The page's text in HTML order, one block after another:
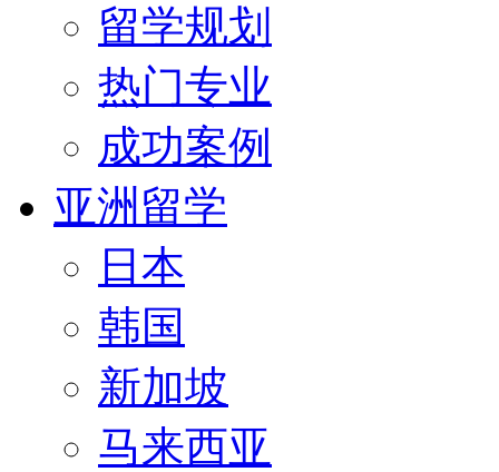
留学规划
热门专业
成功案例
亚洲留学
日本
韩国
新加坡
马来西亚